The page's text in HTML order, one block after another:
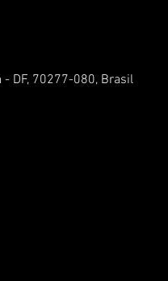
- DF, 70277-080, Brasil